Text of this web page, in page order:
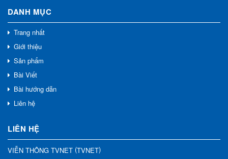
DANH MỤC
Trang nhất
Giới thiệu
Sản phẩm
Bài Viết
Bài hướng dẫn
Liên hệ
LIÊN HỆ
VIỄN THÔNG TVNET (TVNET)